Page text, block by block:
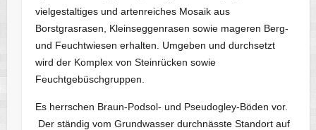
vielgestaltiges und artenreiches Mosaik aus
Borstgrasrasen, Kleinseggenrasen sowie mageren Berg-
und Feuchtwiesen erhalten. Umgeben und durchsetzt
wird der Komplex von Steinrücken sowie
Feuchtgebüschgruppen.
Es herrschen Braun-Podsol- und Pseudogley-Böden vor.
Der ständig vom Grundwasser durchnässte Standort auf